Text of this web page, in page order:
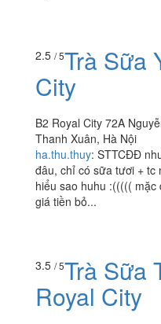
2.5 / 5Trà Sữa
City
B2 Royal City 72A
Thanh Xuân, Hà Nội
ha.thu.thuy: STTCĐĐ
đâu, chỉ có sữa tươi + tc
hiểu sao huhu :(((((
giá tiền bỏ...
3.5 / 5Trà Sữa
Royal City